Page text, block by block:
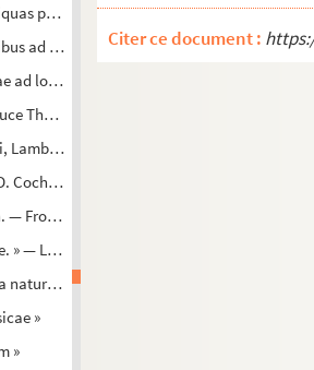
philosophiae partes introductio »
ad omnes scientias via aperitur »
ad logicam praeparandam thiadoge »
Thoma. » — Logique seule
»
Cochet, Universitatis Parisiensis rectore in
Frontispice gravé
— Logique seule. — La reliure porte : « Tome
Excipiebat Carolus Imbert. Aquis
»
»
Citer ce document :